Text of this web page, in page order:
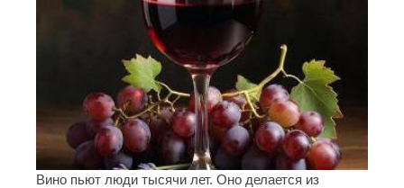
Вино пьют люди тысячи лет. Оно делается из